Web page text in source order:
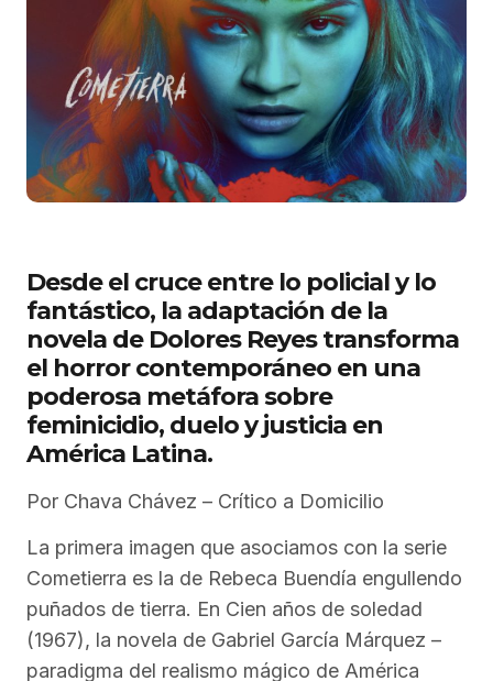
Desde el cruce entre lo policial y lo
fantástico, la adaptación de la
novela de Dolores Reyes transforma
el horror contemporáneo en una
poderosa metáfora sobre
feminicidio, duelo y justicia en
América Latina.
Por Chava Chávez – Crítico a Domicilio
La primera imagen que asociamos con la serie
Cometierra es la de Rebeca Buendía engullendo
puñados de tierra. En Cien años de soledad
(1967), la novela de Gabriel García Márquez –
paradigma del realismo mágico de América